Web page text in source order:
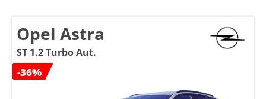
Opel Astra
ST 1.2 Turbo Aut.
-36%